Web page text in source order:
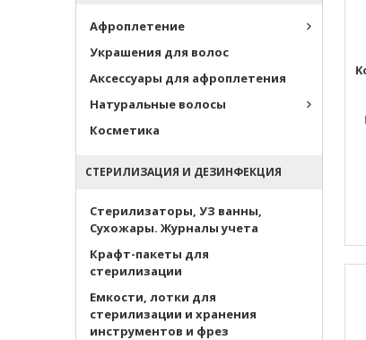
Афроплетение
Украшения для волос
Аксессуары для афроплетения
Натуральные волосы
Косметика
СТЕРИЛИЗАЦИЯ И ДЕЗИНФЕКЦИЯ
Стерилизаторы, УЗ ванны,
Сухожары. Журналы учета
Крафт-пакеты для
стерилизации
Емкости, лотки для
стерилизации и хранения
инструментов и фрез